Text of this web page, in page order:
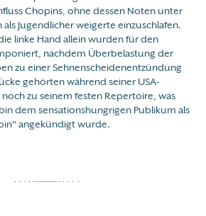
Chopins, ohne dessen Noten unter
Jugendlicher weigerte einzuschlafen.
linke Hand allein wurden für den
nachdem Überbelastung der
zu einer Sehnenscheidenentzündung
gehörten während seiner USA-
zu seinem festen Repertoire, was
dem sensationshungrigen Publikum als
angekündigt wurde.